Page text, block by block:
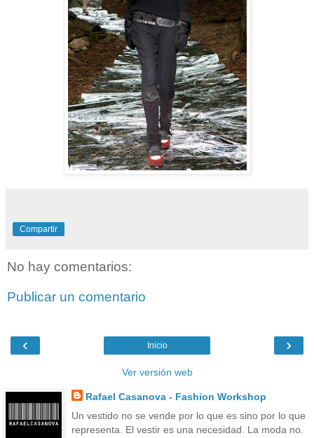
Compartir
No hay comentarios:
Publicar un comentario
‹ ›
Inicio
Ver versión web
Rafael Casanova - Fashion Workshop
Un vestido no se vende por lo que es sino por lo que
representa. El vestir es una necesidad. La moda no.